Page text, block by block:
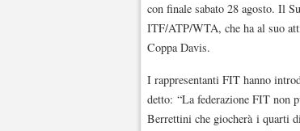
con finale sabato 28 agosto. Il
ITF/ATP/WTA, che ha al suo
Coppa Davis.
I rappresentanti FIT hanno
detto: “La federazione FIT non
Berrettini che giocherà i quarti